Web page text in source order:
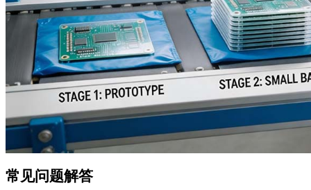
常见问题解答